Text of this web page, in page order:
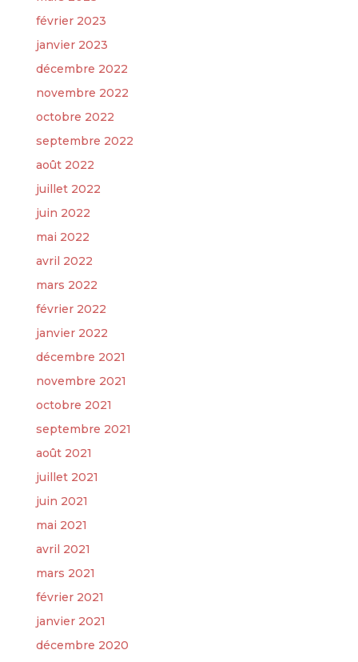
février 2023
janvier 2023
décembre 2022
novembre 2022
octobre 2022
septembre 2022
août 2022
juillet 2022
juin 2022
mai 2022
avril 2022
mars 2022
février 2022
janvier 2022
décembre 2021
novembre 2021
octobre 2021
septembre 2021
août 2021
juillet 2021
juin 2021
mai 2021
avril 2021
mars 2021
février 2021
janvier 2021
décembre 2020